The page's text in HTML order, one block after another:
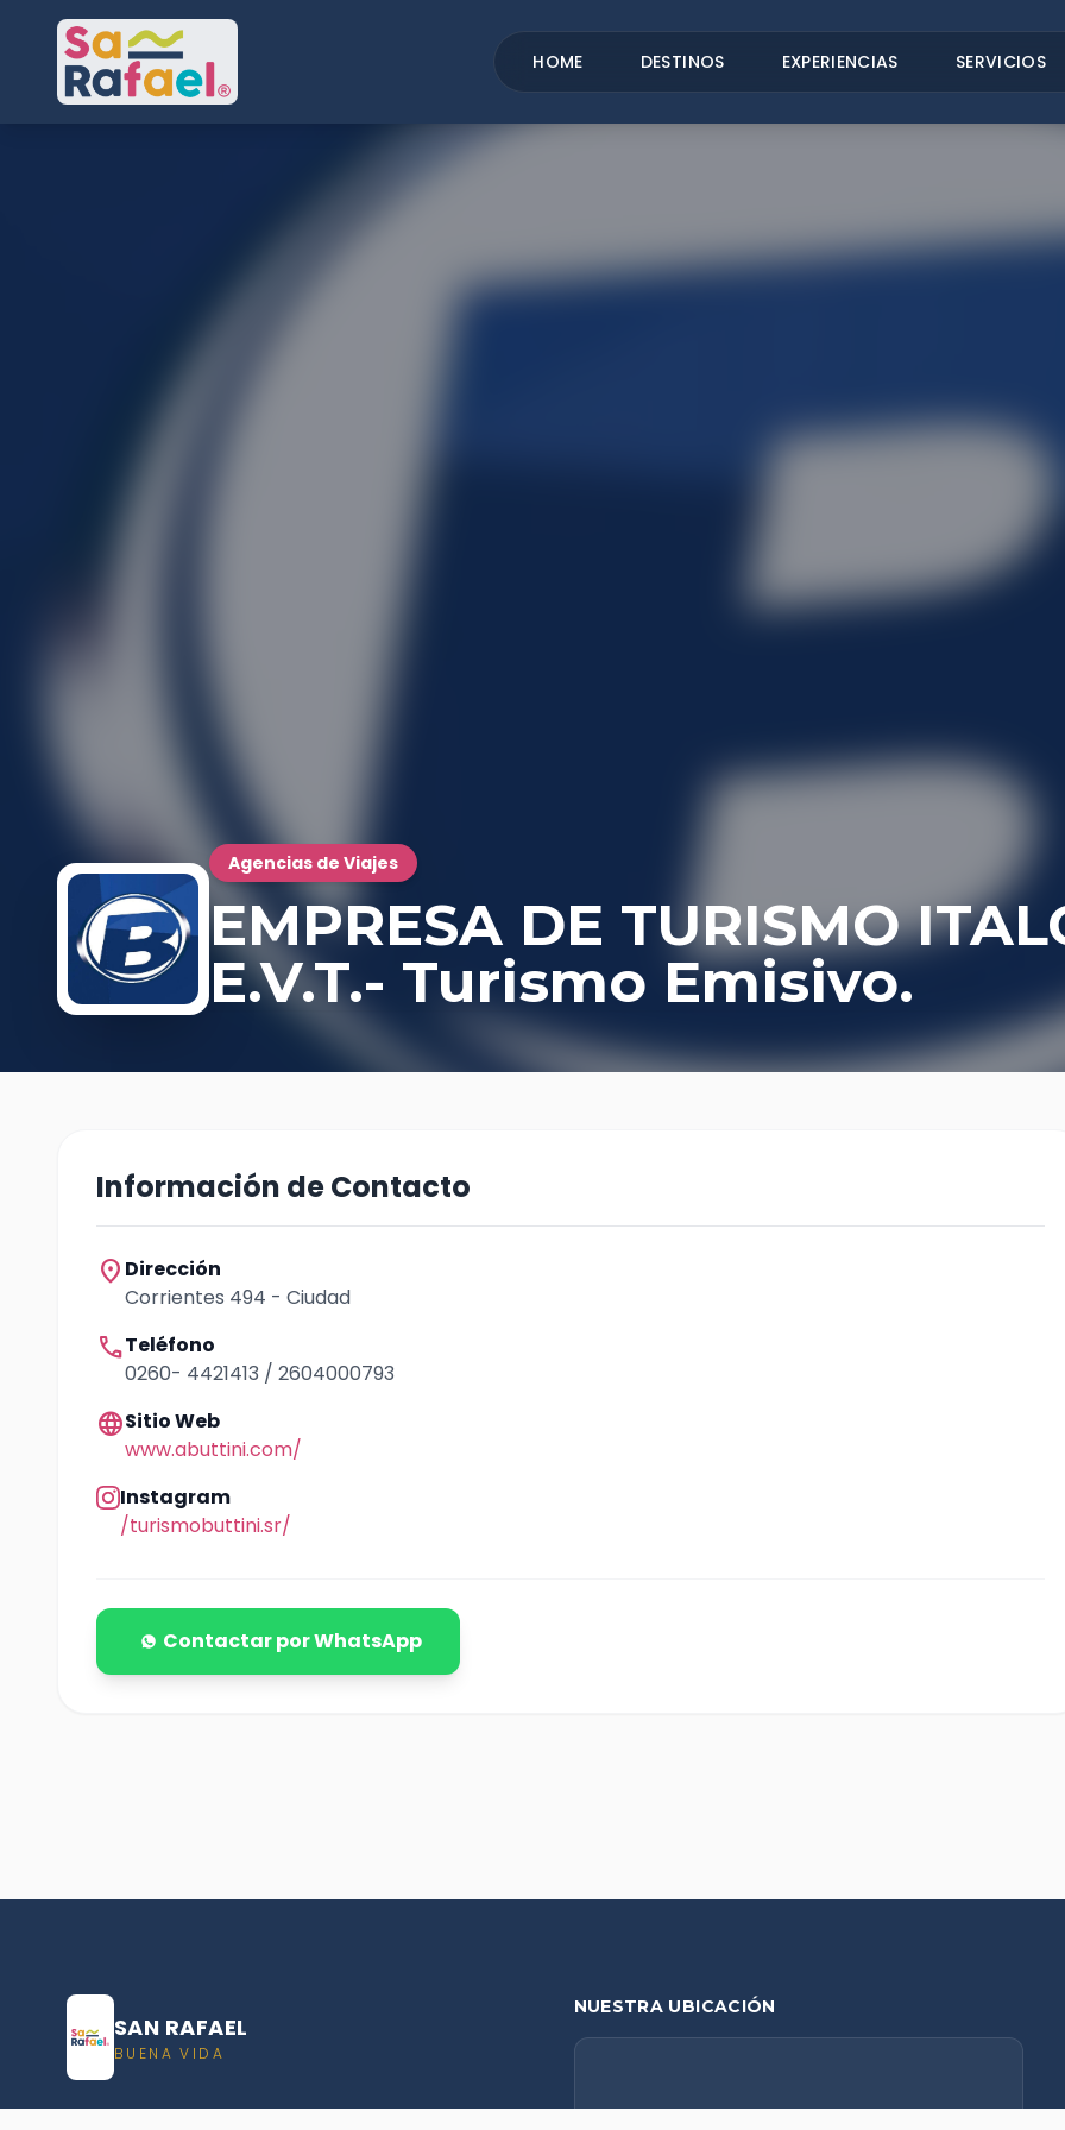
HOME DESTINOS EXPERIENCIAS SERVICIOS
Agencias de Viajes
EMPRESA DE TURISMO
E.V.T.- Turismo Emisivo.
Información de Contacto
location_on Dirección
Corrientes 494 - Ciudad
callTeléfono
0260- 4421413 / 2604000793
languageSitio Web
www.abuttini.com/
Instagram
/turismobuttini.sr/
Contactar por WhatsApp
SAN RAFAEL
BUENA VIDA
NUESTRA UBICACIÓN